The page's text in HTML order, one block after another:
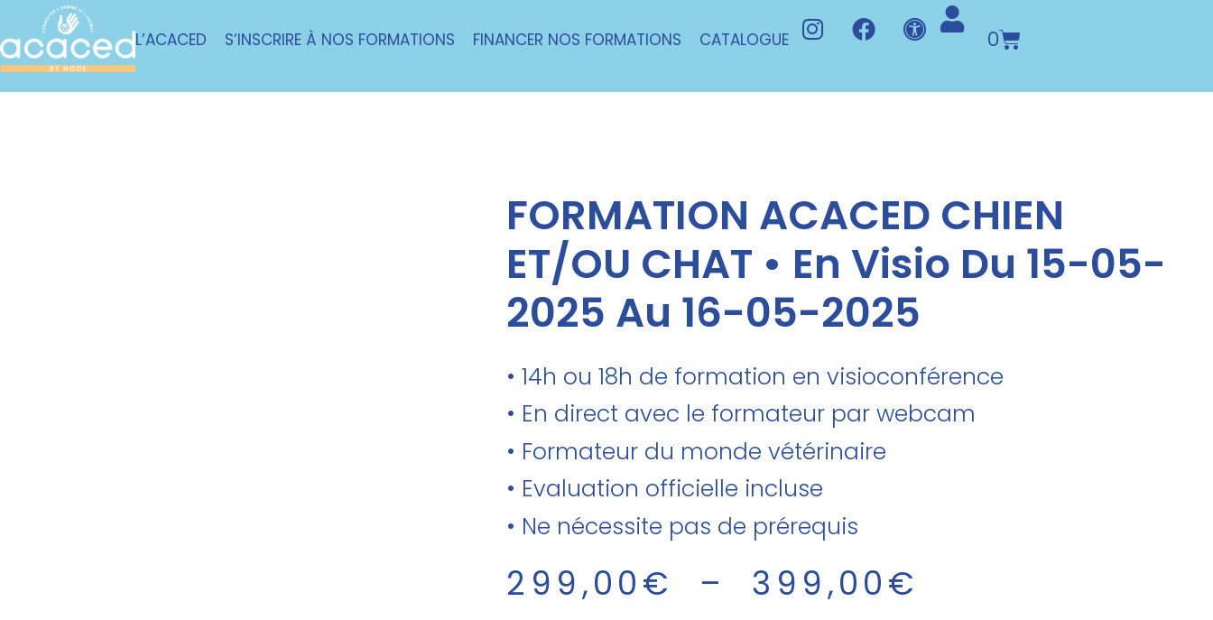
L’ACACED S’INSCRIRE À NOS FORMATIONS FINANCER NOS FORMATIONS CATALOGUE 0
FORMATION ACACED CHIEN
ET/OU CHAT • En Visio Du 15-05-
2025 Au 16-05-2025
• 14h ou 18h de formation en visioconférence
• En direct avec le formateur par webcam
• Formateur du monde vétérinaire
• Evaluation officielle incluse
• Ne nécessite pas de prérequis
299,00€ – 399,00€